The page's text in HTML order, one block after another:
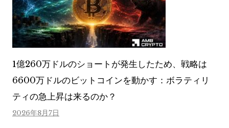
1億260万ドルのショートが発生したため、戦略は
6600万ドルのビットコインを動かす：ボラティリ
ティの急上昇は来るのか？
2026年8月7日